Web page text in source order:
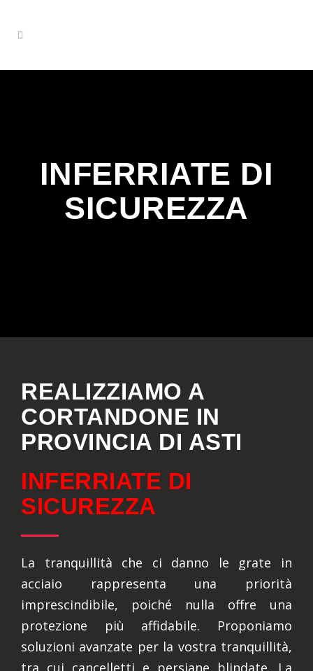
INFERRIATE DI
SICUREZZA
REALIZZIAMO A
CORTANDONE IN
PROVINCIA DI ASTI
INFERRIATE DI
SICUREZZA
La tranquillità che ci danno le grate in
acciaio rappresenta una priorità
imprescindibile, poiché nulla offre una
protezione più affidabile. Proponiamo
soluzioni avanzate per la vostra tranquillità,
tra cui cancelletti e persiane blindate. La